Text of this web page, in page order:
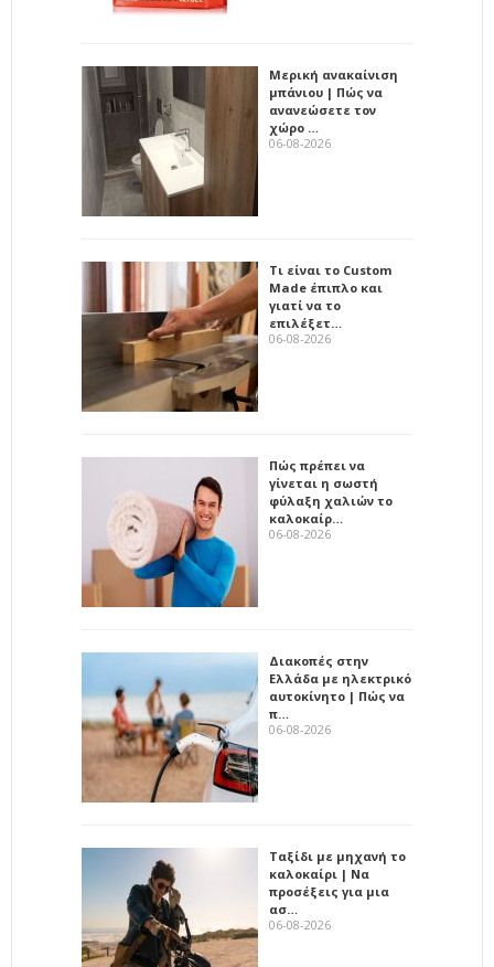
Μερική ανακαίνιση
μπάνιου | Πώς να
ανανεώσετε τον
χώρο …
06-08-2026
Τι είναι το Custom
Made έπιπλο και
γιατί να το
επιλέξετ…
06-08-2026
Πώς πρέπει να
γίνεται η σωστή
φύλαξη χαλιών το
καλοκαίρ…
06-08-2026
Διακοπές στην
Ελλάδα με ηλεκτρικό
αυτοκίνητο | Πώς να
π…
06-08-2026
Ταξίδι με μηχανή το
καλοκαίρι | Να
προσέξεις για μια
ασ…
06-08-2026